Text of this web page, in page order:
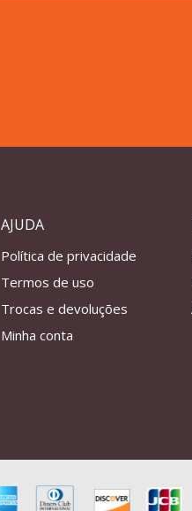
AJUDA
Política de privacidade
Termos de uso
Trocas e devoluções
Minha conta